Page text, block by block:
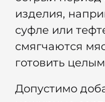
изделия,
суфле или
смягчаются
готовить
Допустимо